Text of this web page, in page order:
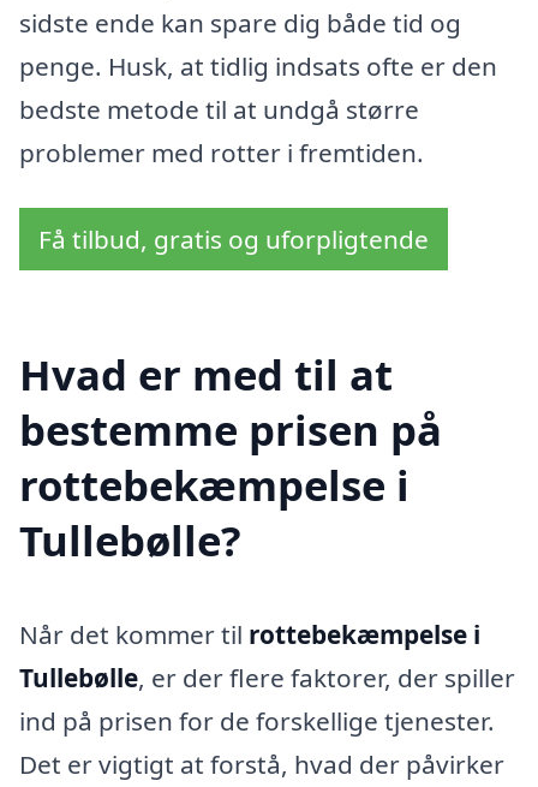
sidste ende kan spare dig både tid og
penge. Husk, at tidlig indsats ofte er den
bedste metode til at undgå større
problemer med rotter i fremtiden.
Få tilbud, gratis og uforpligtende
Hvad er med til at
bestemme prisen på
rottebekæmpelse i
Tullebølle?
Når det kommer til rottebekæmpelse i
Tullebølle, er der flere faktorer, der spiller
ind på prisen for de forskellige tjenester.
Det er vigtigt at forstå, hvad der påvirker